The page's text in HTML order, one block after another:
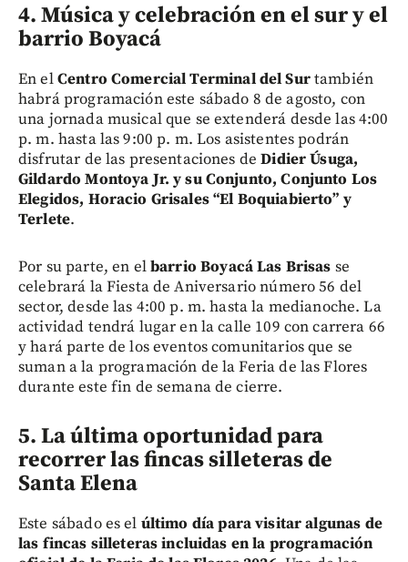
4. Música y celebración en el sur y el
barrio Boyacá
En elCentro Comercial Terminal del Surtambién
habrá programación este sábado 8 de agosto, con
una jornada musical que se extenderá desde las 4:00
p. m. hasta las 9:00 p. m. Los asistentes podrán
disfrutar de las presentaciones deDidier Úsuga,
Gildardo Montoya Jr. y su Conjunto, Conjunto Los
Elegidos, Horacio Grisales “El Boquiabierto” y
Terlete.
Por su parte, en elbarrio Boyacá Las Brisas se
celebrará la Fiesta de Aniversario número 56 del
sector, desde las 4:00 p. m. hasta la medianoche. La
actividad tendrá lugar en la calle 109 con carrera 66
y hará parte de los eventos comunitarios que se
suman a la programación de la Feria de las Flores
durante este fin de semana de cierre.
5. La última oportunidad para
recorrer las fincas silleteras de
Santa Elena
Este sábado es el último día para visitar algunas de
las fincas silleteras incluidas en la programación